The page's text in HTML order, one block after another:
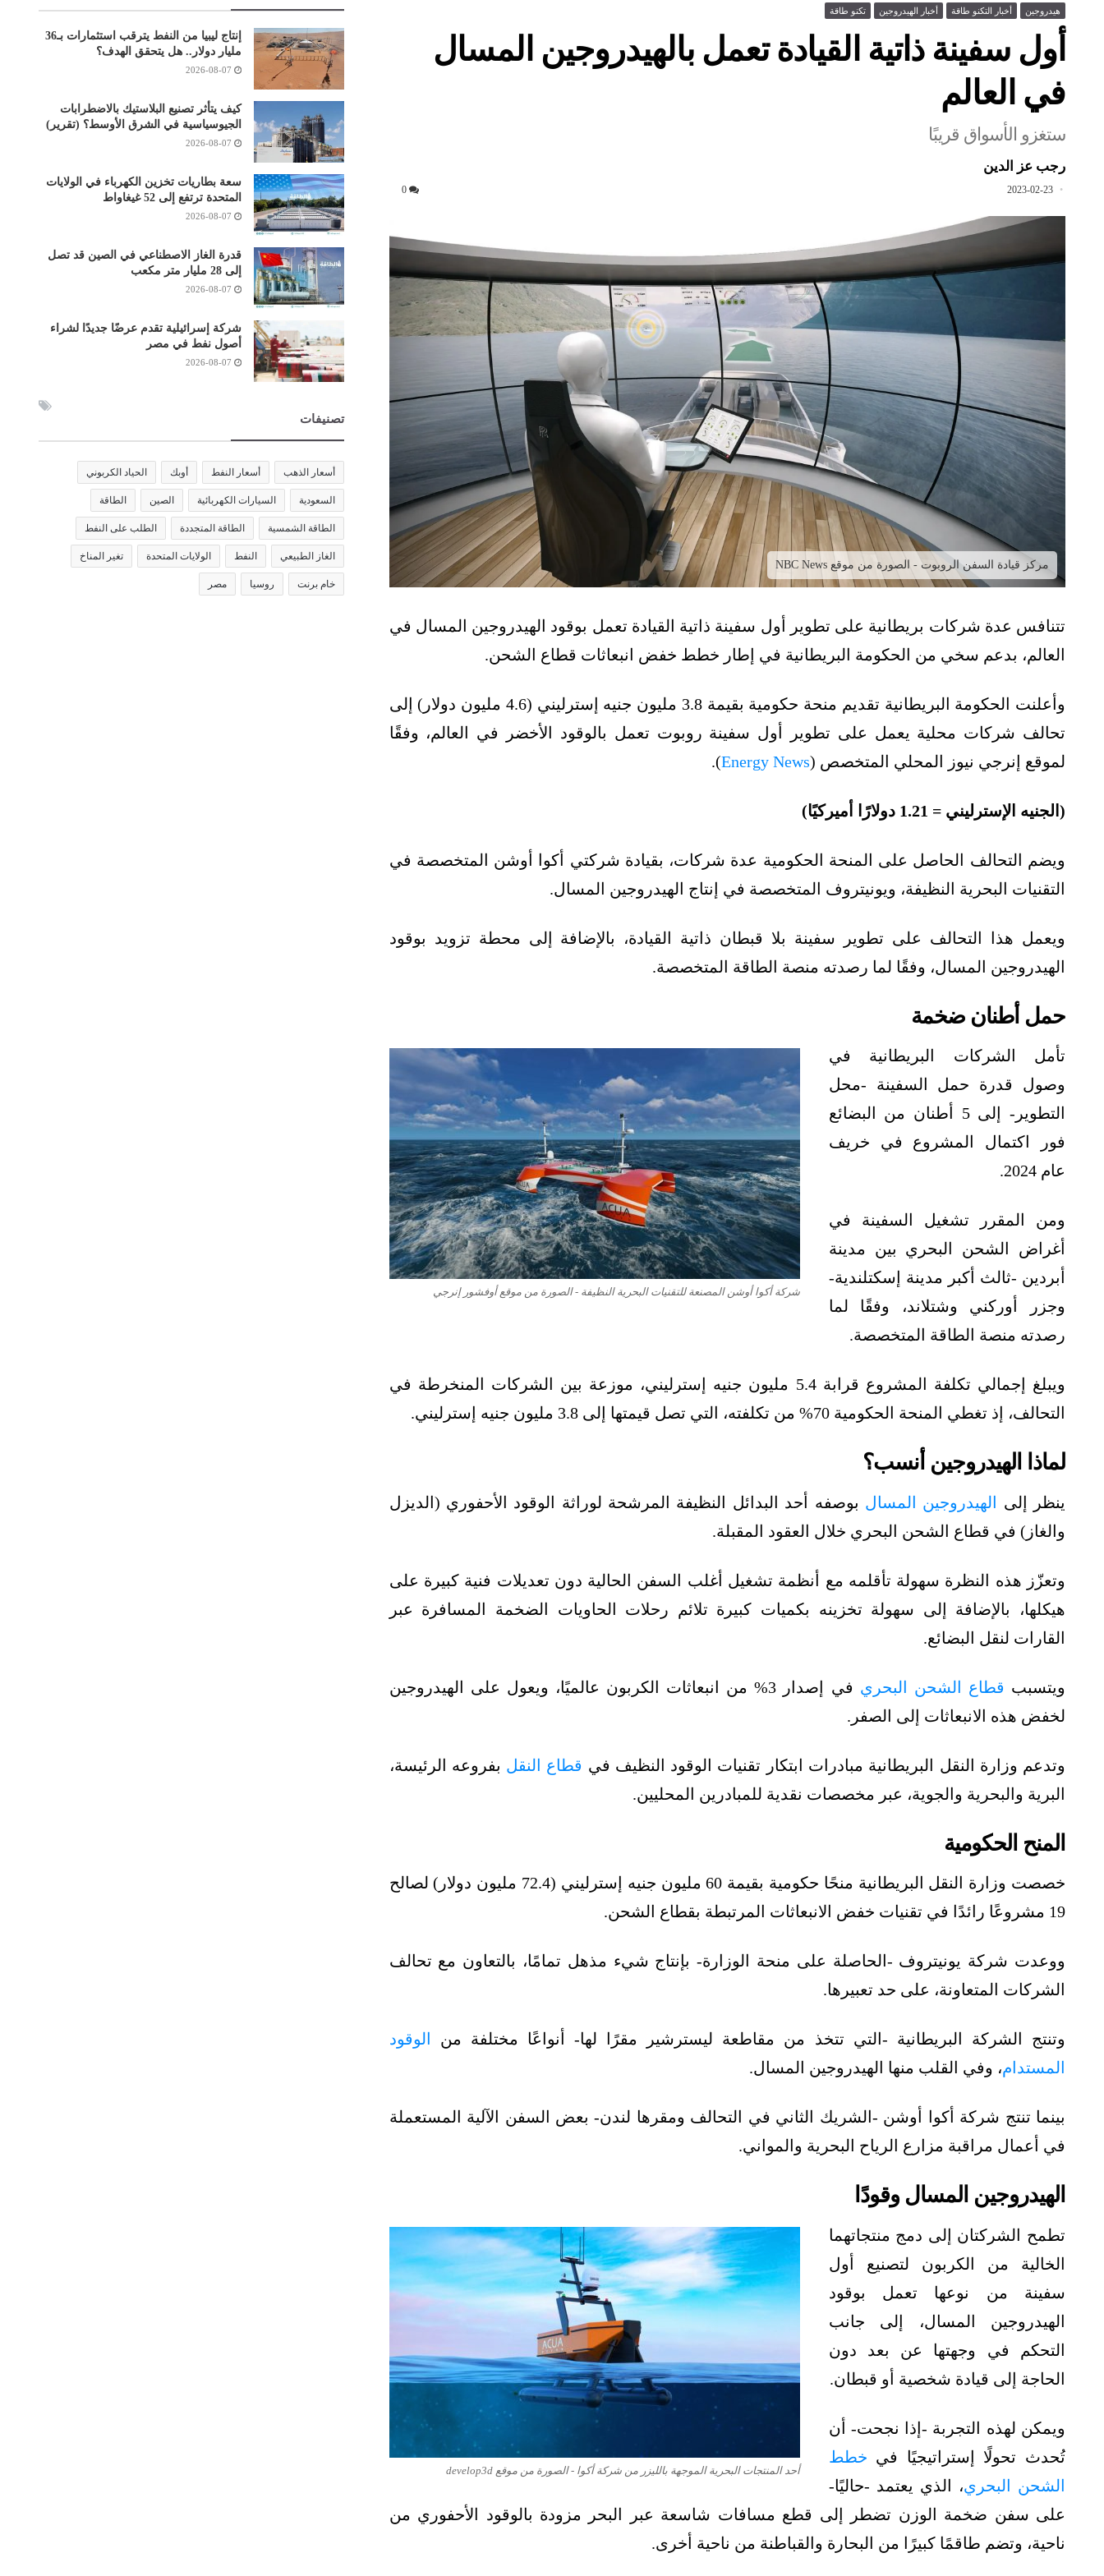
هيدروجين أخبار التكنو طاقة أخبار الهيدروجين تكنو طاقة
أول سفينة ذاتية القيادة تعمل بالهيدروجين المسال
في العالم
ستغزو الأسواق قريبًا
رجب عز الدين
2023-02-23
0
مركز قيادة السفن الروبوت - الصورة من موقع NBC News
تتنافس عدة شركات بريطانية على تطوير أول سفينة ذاتية القيادة تعمل بوقود الهيدروجين المسال في
العالم، بدعم سخي من الحكومة البريطانية في إطار خطط خفض انبعاثات قطاع الشحن.
وأعلنت الحكومة البريطانية تقديم منحة حكومية بقيمة 3.8 مليون جنيه إسترليني (4.6 مليون دولار) إلى
تحالف شركات محلية يعمل على تطوير أول سفينة روبوت تعمل بالوقود الأخضر في العالم، وفقًا
لموقع إنرجي نيوز المحلي المتخصص (Energy News
).
(الجنيه الإسترليني = 1.21 دولارًا أميركيًا)
ويضم التحالف الحاصل على المنحة الحكومية عدة شركات، بقيادة شركتي أكوا أوشن المتخصصة في
التقنيات البحرية النظيفة، ويونيتروف المتخصصة في إنتاج الهيدروجين المسال.
ويعمل هذا التحالف على تطوير سفينة بلا قبطان ذاتية القيادة، بالإضافة إلى محطة تزويد بوقود
الهيدروجين المسال، وفقًا لما رصدته منصة الطاقة المتخصصة.
حمل أطنان ضخمة
شركة أكوا أوشن المصنعة للتقنيات البحرية النظيفة - الصورة من موقع أوفشور إنرجي
تأمل الشركات البريطانية في
وصول قدرة حمل السفينة -محل
التطوير- إلى 5 أطنان من البضائع
فور اكتمال المشروع في خريف
عام 2024.
ومن المقرر تشغيل السفينة في
أغراض الشحن البحري بين مدينة
أبردين -ثالث أكبر مدينة إسكتلندية-
وجزر أوركني وشتلاند، وفقًا لما
رصدته منصة الطاقة المتخصصة.
ويبلغ إجمالي تكلفة المشروع قرابة 5.4 مليون جنيه إسترليني، موزعة بين الشركات المنخرطة في
التحالف، إذ تغطي المنحة الحكومية 70% من تكلفته، التي تصل قيمتها إلى 3.8 مليون جنيه إسترليني.
لماذا الهيدروجين أنسب؟
ينظر إلى الهيدروجين المسال بوصفه أحد البدائل النظيفة المرشحة لوراثة الوقود الأحفوري (الديزل
والغاز) في قطاع الشحن البحري خلال العقود المقبلة.
وتعزّز هذه النظرة سهولة تأقلمه مع أنظمة تشغيل أغلب السفن الحالية دون تعديلات فنية كبيرة على
هيكلها، بالإضافة إلى سهولة تخزينه بكميات كبيرة تلائم رحلات الحاويات الضخمة المسافرة عبر
القارات لنقل البضائع.
ويتسبب قطاع الشحن البحري
في إصدار 3% من انبعاثات الكربون عالميًا، ويعول على الهيدروجين
لخفض هذه الانبعاثات إلى الصفر.
وتدعم وزارة النقل البريطانية مبادرات ابتكار تقنيات الوقود النظيف في قطاع النقل بفروعه الرئيسة،
البرية والبحرية والجوية، عبر مخصصات نقدية للمبادرين المحليين.
المنح الحكومية
خصصت وزارة النقل البريطانية منحًا حكومية بقيمة 60 مليون جنيه إسترليني (72.4 مليون دولار) لصالح
19 مشروعًا رائدًا في تقنيات خفض الانبعاثات المرتبطة بقطاع الشحن.
ووعدت شركة يونيتروف -الحاصلة على منحة الوزارة- بإنتاج شيء مذهل تمامًا، بالتعاون مع تحالف
الشركات المتعاونة، على حد تعبيرها.
وتنتج الشركة البريطانية -التي تتخذ من مقاطعة ليسترشير مقرًا لها- أنواعًا مختلفة من الوقود
المستدام، وفي القلب منها الهيدروجين المسال.
بينما تنتج شركة أكوا أوشن -الشريك الثاني في التحالف ومقرها لندن- بعض السفن الآلية المستعملة
في أعمال مراقبة مزارع الرياح البحرية والمواني.
الهيدروجين المسال وقودًا
أحد المنتجات البحرية الموجهة بالليزر من شركة أكوا - الصورة من موقع develop3d
تطمح الشركتان إلى دمج منتجاتهما
الخالية من الكربون لتصنيع أول
سفينة من نوعها تعمل بوقود
الهيدروجين المسال، إلى جانب
التحكم في وجهتها عن بعد دون
الحاجة إلى قيادة شخصية أو قبطان.
ويمكن لهذه التجربة -إذا نجحت- أن
تُحدث تحولًا إستراتيجيًا في خطط
الشحن البحري، الذي يعتمد -حاليًا-
على سفن ضخمة الوزن تضطر إلى قطع مسافات شاسعة عبر البحر مزودة بالوقود الأحفوري من
ناحية، وتضم طاقمًا كبيرًا من البحارة والقباطنة من ناحية أخرى.
إنتاج ليبيا من النفط يترقب استثمارات بـ36
مليار دولار.. هل يتحقق الهدف؟
2026-08-07
كيف يتأثر تصنيع البلاستيك بالاضطرابات
الجيوسياسية في الشرق الأوسط؟ (تقرير)
2026-08-07
سعة بطاريات تخزين الكهرباء في الولايات
المتحدة ترتفع إلى 52 غيغاواط
2026-08-07
قدرة الغاز الاصطناعي في الصين قد تصل
إلى 28 مليار متر مكعب
2026-08-07
شركة إسرائيلية تقدم عرضًا جديدًا لشراء
أصول نفط في مصر
2026-08-07
تصنيفات
أسعار الذهب أسعار النفط أوبك الحياد الكربوني
السعودية السيارات الكهربائية الصين الطاقة
الطاقة الشمسية الطاقة المتجددة الطلب على النفط
الغاز الطبيعي النفط الولايات المتحدة تغير المناخ
خام برنت روسيا مصر